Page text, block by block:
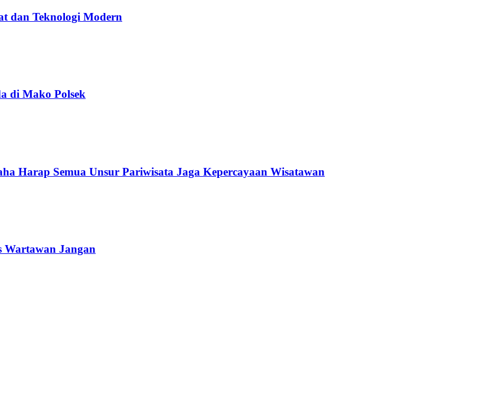
dan Teknologi Modern
di Mako Polsek
Harap Semua Unsur Pariwisata Jaga Kepercayaan Wisatawan
Wartawan Jangan